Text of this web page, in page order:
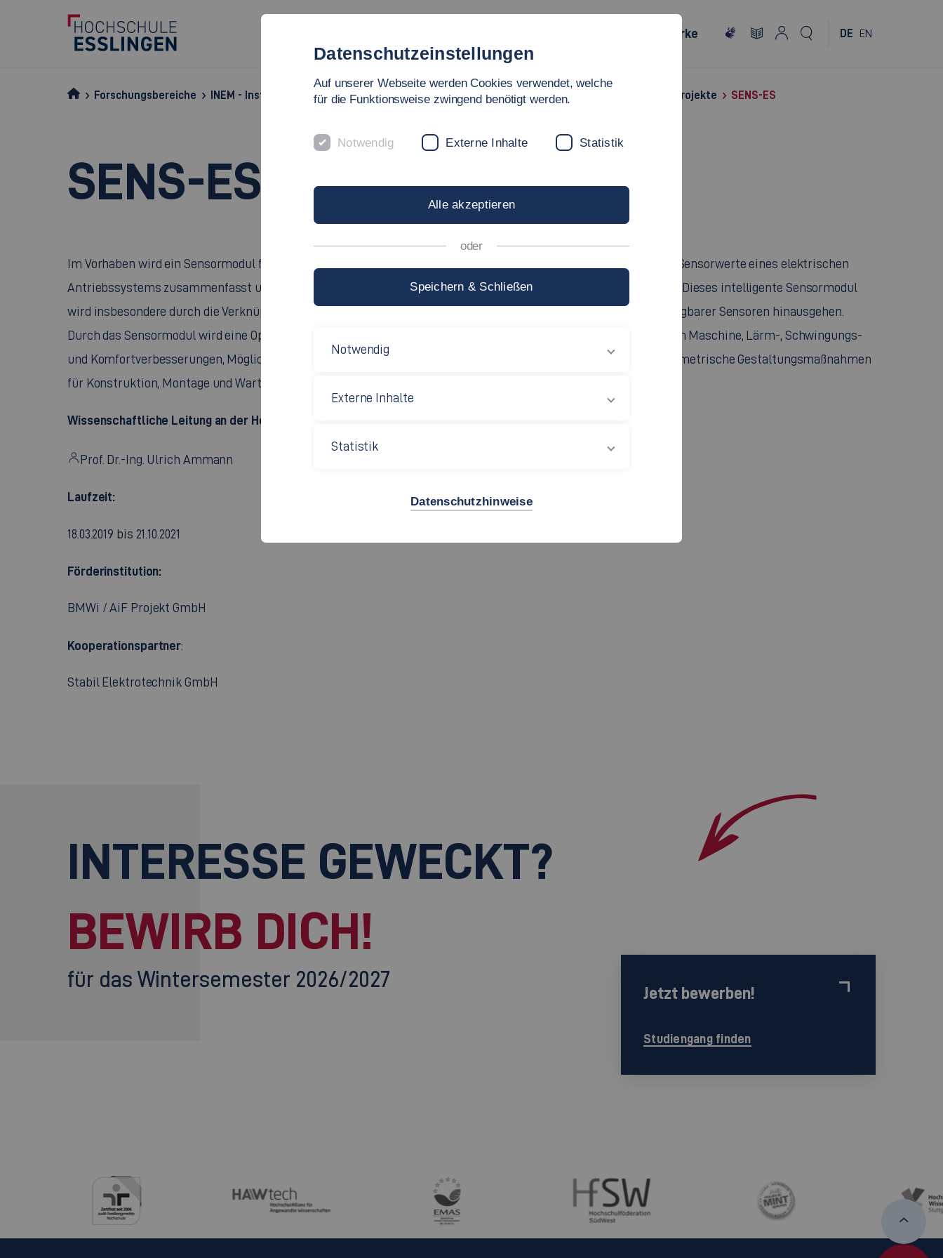
Netzwerke DE EN
Forschungsbereiche INEM - Institut für Nachhaltige Energietechnik und Mobilität Abgeschlossene Forschungsprojekte SENS-ES
SENS-ES
Im Vorhaben wird ein Sensormodul für den Serieneinsatz im Automobilbereich entwickelt, welches erstmalig die Sensorwerte eines elektrischen
Antriebssystems zusammenfasst und dabei auch heute typischerweise noch nicht erfasste Parameter ermittelt. Dieses intelligente Sensormodul
wird insbesondere durch die Verknüpfung verschiedener Messfunktionen klar über die Funktionalität derzeit verfügbarer Sensoren hinausgehen.
Durch das Sensormodul wird eine Optimierung der Leistungselektronik hinsichtlich Wirkungsgrad der elektrischen Maschine, Lärm-, Schwingungs-
und Komfortverbesserungen, Möglichkeiten für die Betriebs- und Funktionale Sicherheit oder auch innovative geometrische Gestaltungsmaßnahmen
für Konstruktion, Montage und Wartung erfolgen können.
Wissenschaftliche Leitung an der Hochschule:
Prof. Dr.-Ing. Ulrich Ammann
Laufzeit:
18.03.2019 bis 21.10.2021
Förderinstitution:
BMWi / AiF Projekt GmbH
Kooperationspartner:
Stabil Elektrotechnik GmbH
INTERESSE GEWECKT?
BEWIRB DICH!
für das Wintersemester 2026/2027
Jetzt bewerben!
Studiengang finden
Datenschutzeinstellungen
Auf unserer Webseite werden Cookies verwendet, welche
für die Funktionsweise zwingend benötigt werden.
Notwendig Externe Inhalte Statistik
Alle akzeptieren
oder
Speichern & Schließen
Notwendig
Externe Inhalte
Statistik
Datenschutzhinweise